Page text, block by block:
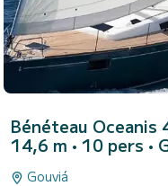
Bénéteau Oceanis
14,6 m • 10 pers •
Gouviá